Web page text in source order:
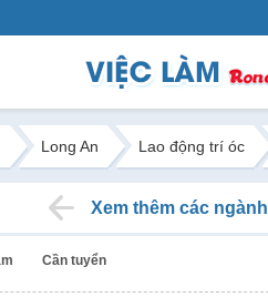
Long An Lao động trí óc
Xem thêm các
Cần tuyển